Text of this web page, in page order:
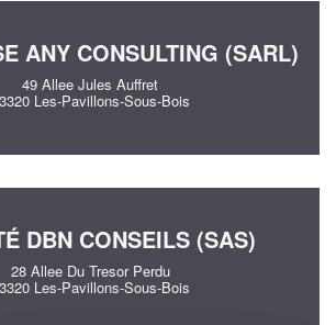
ANY CONSULTING (SARL)
49 Allee Jules Auffret
Les-Pavillons-Sous-Bois
DBN CONSEILS (SAS)
28 Allee Du Tresor Perdu
Les-Pavillons-Sous-Bois